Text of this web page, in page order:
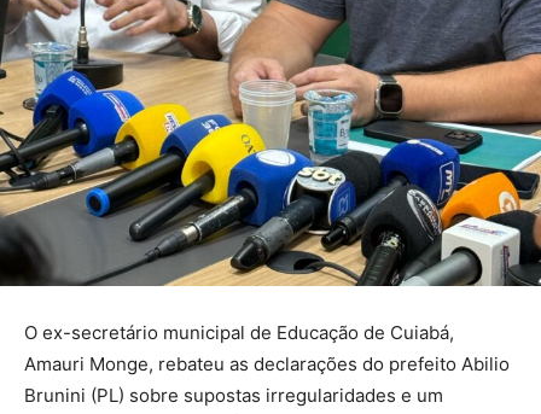
O ex-secretário municipal de Educação de Cuiabá,
Amauri Monge, rebateu as declarações do prefeito Abilio
Brunini (PL) sobre supostas irregularidades e um